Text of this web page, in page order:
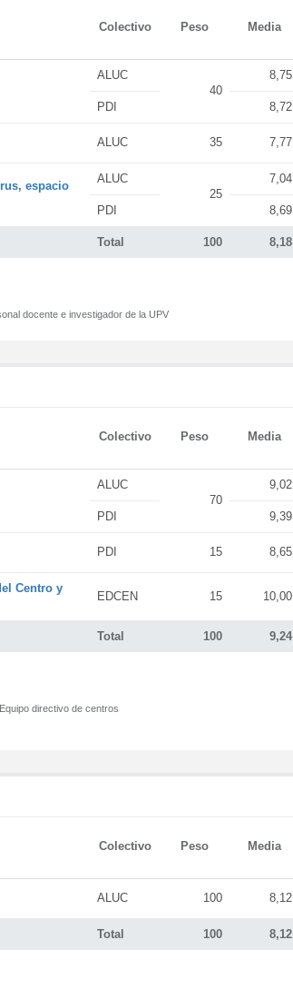
Colectivo Peso Media
Total 100 8,18
ALUC
40
8,75
PDI 8,72
ALUC 35 7,77
espacio
ALUC
25
7,04
PDI 8,69
docente e investigador de la UPV
Colectivo Peso Media
Total 100 9,24
ALUC
70
9,02
PDI 9,39
PDI 15 8,65
Centro y
EDCEN 15 10,00
Equipo directivo de centros
Colectivo Peso Media
Total 100 8,12
ALUC 100 8,12